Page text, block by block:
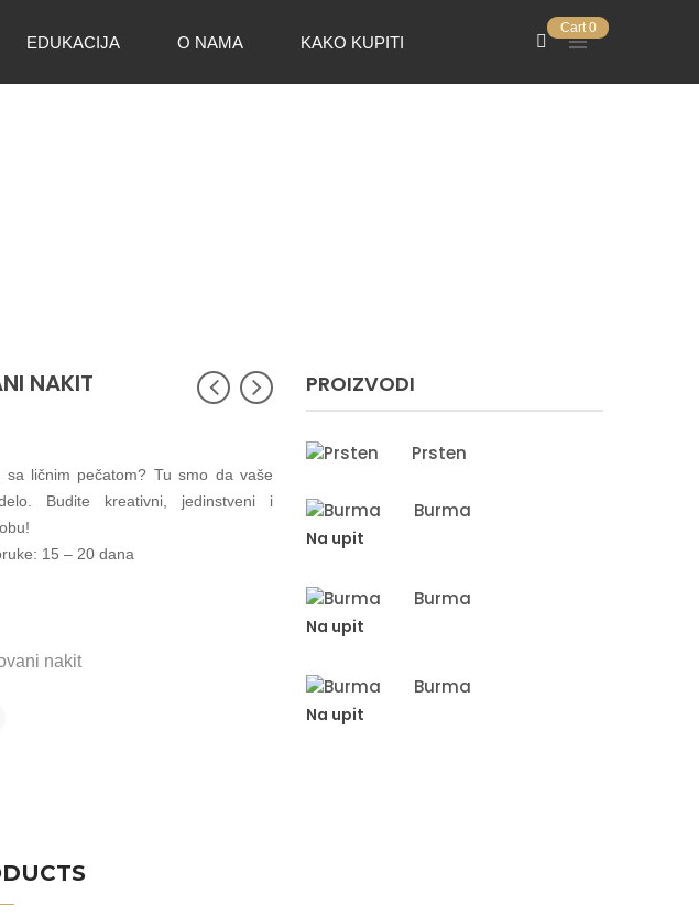
EDUKACIJA O NAMA KAKO KUPITI
Cart 0
NAKIT
ličnim pečatom? Tu smo da vaše
Budite kreativni, jedinstveni i
15 – 20 dana
nakit
PROIZVODI
Prsten
Burma
Na upit
Burma
Na upit
Burma
Na upit